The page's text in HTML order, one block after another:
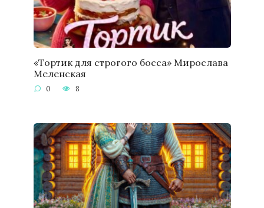
«Тортик для строгого босса» Мирослава
Меленская
0 8